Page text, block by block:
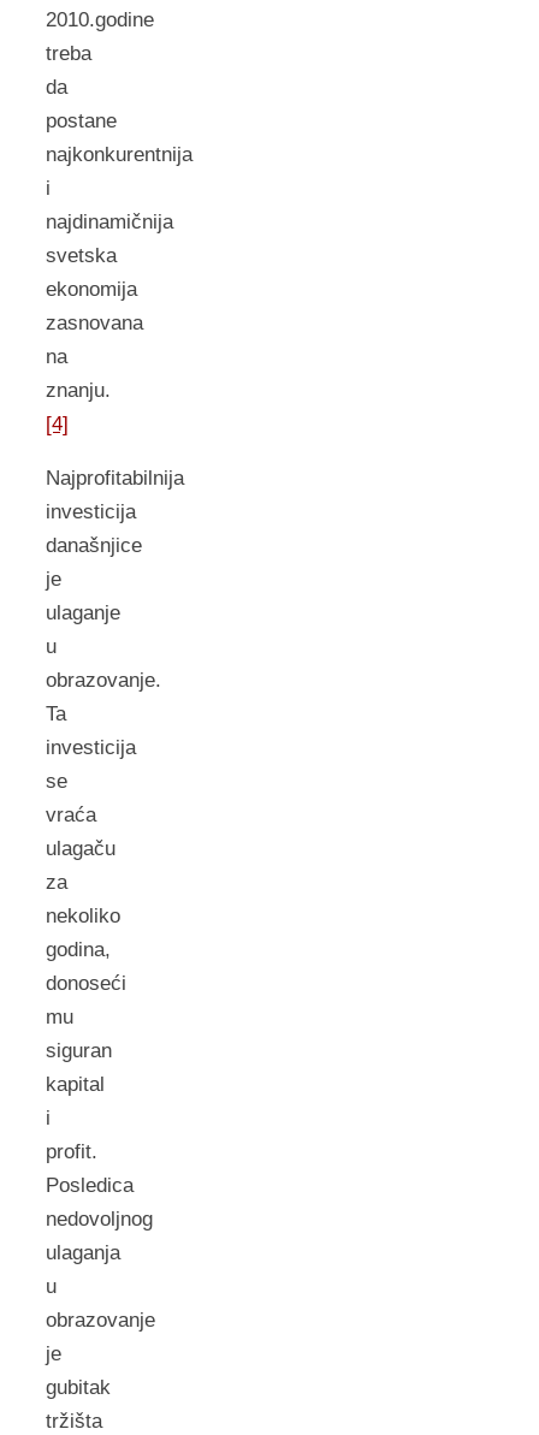
2010.godine
treba
da
postane
najkonkurentnija
i
najdinamičnija
svetska
ekonomija
zasnovana
na
znanju.
[4]
Najprofitabilnija
investicija
današnjice
je
ulaganje
u
obrazovanje.
Ta
investicija
se
vraća
ulagaču
za
nekoliko
godina,
donoseći
mu
siguran
kapital
i
profit.
Posledica
nedovoljnog
ulaganja
u
obrazovanje
je
gubitak
tržišta